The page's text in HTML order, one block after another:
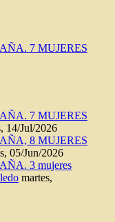
7 MUJERES
7 MUJERES
14/Jul/2026
8 MUJERES
05/Jun/2026
3 mujeres
martes,